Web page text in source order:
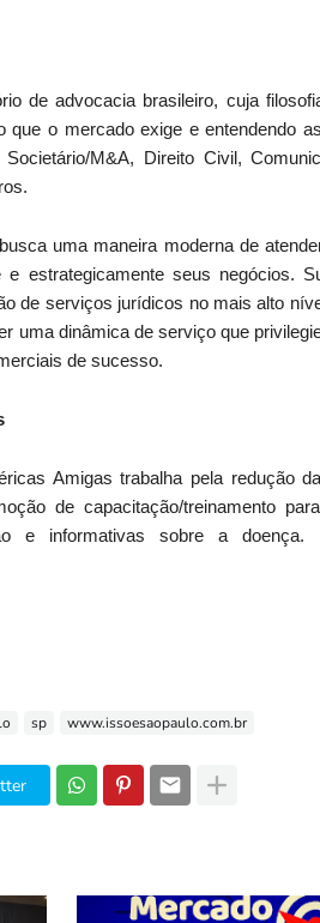
de advocacia brasileiro, cuja
que o mercado exige e entendendo
M&A, Direito Civil,
uma maneira moderna de
e estrategicamente seus negócios.
de serviços jurídicos no mais alto
uma dinâmica de serviço que
de sucesso.
Amigas trabalha pela redução
de capacitação/treinamento
e informativas sobre a
sp www.issoesaopaulo.com.br